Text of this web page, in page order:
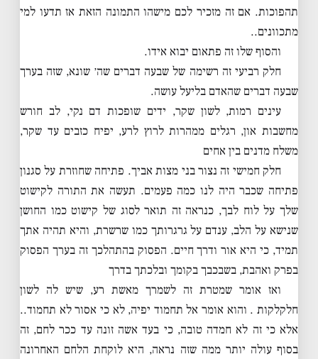
תהפוכות. אם זה מזכיר לכם מישהו התמונה הזאת אז תדעו למי
מתכוונים..
והסוף שלו זה פתאום יבוא אידו.
חלק רביעי זה רשימה של שבעה דברים שה׳ שונא, שזה בערך
שבעה דברים שהאדם בליעל עושה.
עינים רמות, לשון שקר, ידים שופכות דם נקי, לב חורש
מחשבות און, רגלים ממהרות לרוץ לרע, יפיח כזבים עד שקר,
משלח מדנים בין אחים
חלק חמישי זה נצור בני מצות אביך. פתיחה שחוזרת על סגנון
פתיחה שכבר היה לנו כמה פעמים. תעשה את התורה לקישוט
שלך על לוח לבך, כנראה זה תואר לסוג של קישוט כמו החושן
שנישא על הלב, ענדם על גרגרותך כמו שרשרת, והיא תהיה אתך
תמיד, כי היא אור ודרך חיים. הפסוק בהתהלכך זה בערך הפסוק
בפרק ואהבת, בשבכבך בקומך ובלכתך בדרך
ואז אומר שמטרת זה לשמרך מאשת רע, שיש לה לשון
חלקלקות . והוא אומר אל תחמוד יפיה, לא כי אסור לא תחמוד..
אלא כי זה לא חמדה טובה, כי בעד אשה זונה עד ככר לחם, זה
בסוף עולה יותר ממה שזה נראה, היא לוקחת הלחם האחרונה